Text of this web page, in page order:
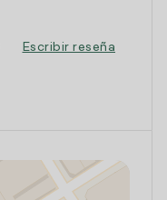
Escribir reseña